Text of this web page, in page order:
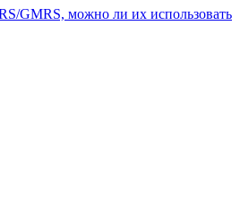
GMRS, можно ли их использовать